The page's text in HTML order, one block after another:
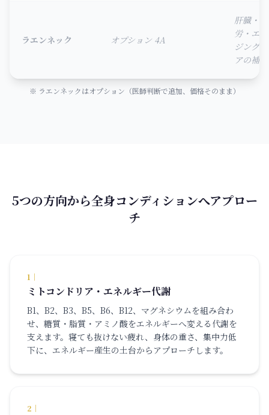
ラエンネック オプション 4A
肝臓・疲
労・エイ
ジングケ
アの補助
※ ラエンネックはオプション（医師判断で追加、価格そのまま）
5つの方向から全身コンディションへアプロー
チ
1 ｜
ミトコンドリア・エネルギー代謝
B1、B2、B3、B5、B6、B12、マグネシウムを組み合わ
せ、糖質・脂質・アミノ酸をエネルギーへ変える代謝を
支えます。寝ても抜けない疲れ、身体の重さ、集中力低
下に、エネルギー産生の土台からアプローチします。
2 ｜